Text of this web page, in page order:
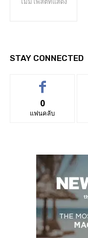
ไม่มีโพสต์ที่แสดง
STAY CONNECTED
0
แฟนคลับ